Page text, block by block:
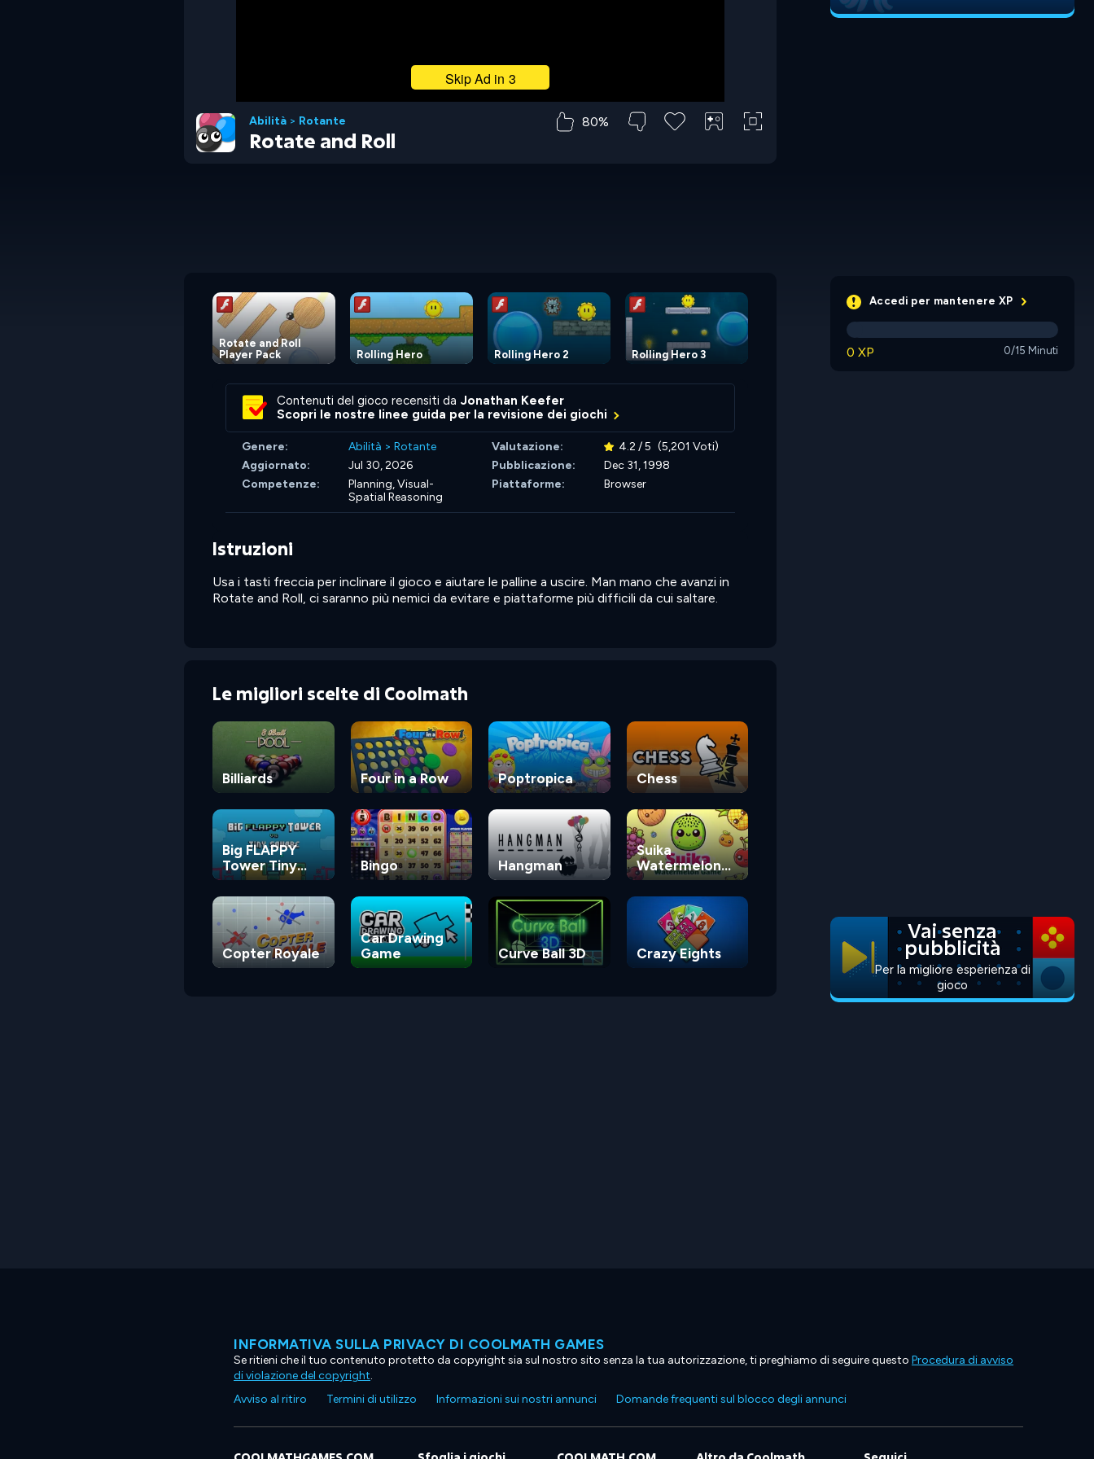
Abilità > Rotante 80%
Rotate and Roll
Rotate and Roll
Player Pack
Rolling Hero Rolling Hero 2 Rolling Hero 3
Contenuti del gioco recensiti da Jonathan Keefer
Scopri le nostre linee guida per la revisione dei giochi
Genere: Abilità > Rotante Valutazione: 4.2 / 5 (5,201 Voti)
Aggiornato:
Jul 30, 2026 Pubblicazione:
Dec 31, 1998
Competenze:
Planning,Visual-
Spatial Reasoning
Piattaforme: Browser
Istruzioni
Usa i tasti freccia per inclinare il gioco e aiutare le palline a uscire. Man mano che avanzi in
Rotate and Roll, ci saranno più nemici da evitare e piattaforme più difficili da cui saltare.
Le migliori scelte di Coolmath
Billiards Four in a Row Poptropica Chess
Big FLAPPY
Tower Tiny
Square
Bingo Hangman
Suika
Watermelon
Game
Copter Royale
Car Drawing
Game
Curve Ball 3D Crazy Eights
Accedi per mantenere XP
0 XP 0/15 Minuti
Vai senza
pubblicità
Per la migliore esperienza di
gioco
INFORMATIVA SULLA PRIVACY DI COOLMATH GAMES
Se ritieni che il tuo contenuto protetto da copyright sia sul nostro sito senza la tua autorizzazione, ti preghiamo di seguire questo Procedura di avviso
di violazione del copyright.
Avviso al ritiro
Termini di utilizzo Informazioni sui nostri annunci Domande frequenti sul blocco degli annunci